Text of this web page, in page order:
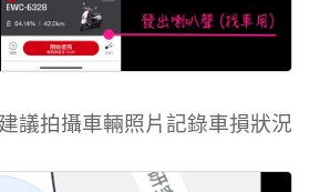
議拍攝車輛照片記錄車損狀況